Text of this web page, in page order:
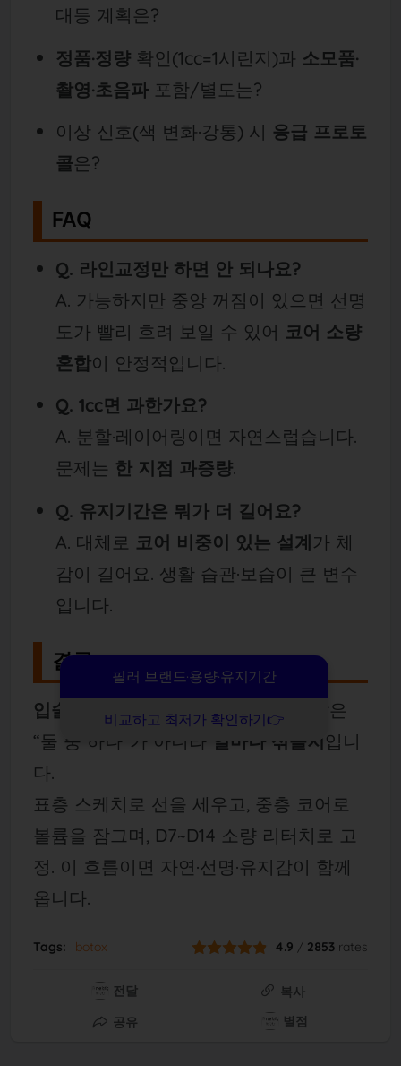
대등 계획은?
정품·정량확인(1cc=1시린지)과 소모품·
촬영·초음파포함/별도는?
이상 신호(색 변화·강통) 시 응급 프로토
콜은?
FAQ
Q. 라인교정만 하면 안 되나요?
A. 가능하지만 중앙 꺼짐이 있으면 선명
도가 빨리 흐려 보일 수 있어 코어 소량
혼합이 안정적입니다.
Q. 1cc면 과한가요?
A. 분할·레이어링이면 자연스럽습니다.
문제는 한 지점 과증량.
Q. 유지기간은 뭐가 더 길어요?
A. 대체로 코어 비중이 있는 설계가 체
감이 길어요. 생활 습관·보습이 큰 변수
입니다.
결론
입술필러 라인교정 vs 볼륨 비교
의 답은
“둘 중 하나”가 아니라 얼마나 섞을지 입니
다.
표층 스케치로 선을 세우고, 중층 코어로
볼륨을 잠그며, D7~D14 소량 리터치로 고
정. 이 흐름이면 자연·선명·유지감이 함께
옵니다.
필러 브랜드·용량·유지기간
비교하고 최저가 확인하기👉
Tags: botox 4.9 / 2853 rates
전달
복사
공유
별점